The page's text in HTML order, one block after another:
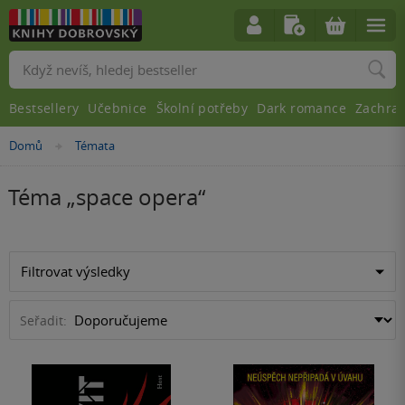
Domů »
Témata
Téma „space opera“
Filtrovat výsledky
Seřadit:
Vyhledávání
Bestsellery Učebnice Školní potřeby Dark romance